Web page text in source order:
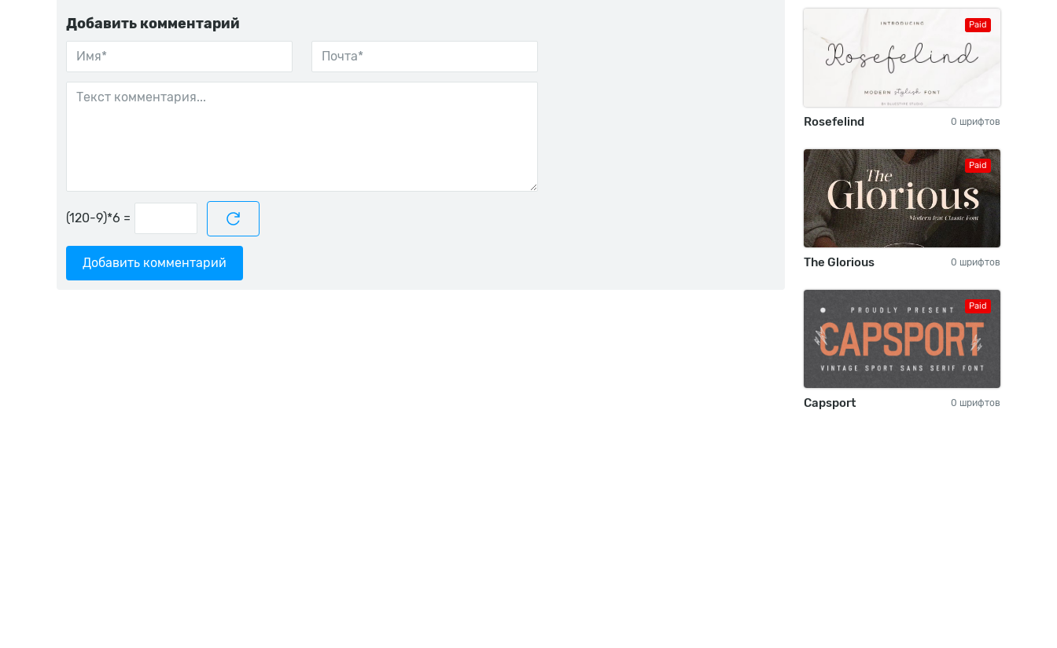
Добавить комментарий
=
Добавить комментарий
Paid
Rosefelind 0 шрифтов
Paid
The Glorious 0 шрифтов
Paid
Capsport 0 шрифтов